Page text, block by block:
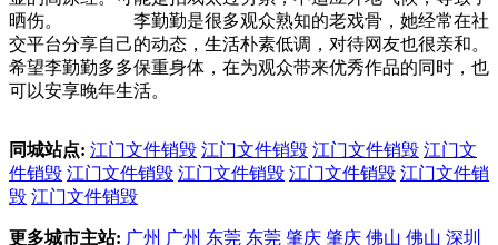
晒伤。 李勤勤是很多观众熟知的老戏骨，她经常在社
交平台分享自己的动态，生活朴素低调，对待网友也很亲和。
希望李勤勤多多保重身体，在为观众带来优秀作品的同时，也
可以安享晚年生活。
同城站点: 江门文件销毁 江门文件销毁 江门文件销毁 江门文
件销毁 江门文件销毁 江门文件销毁 江门文件销毁 江门文件销
毁 江门文件销毁
更多城市主站: 广州 广州 东莞 东莞 肇庆 肇庆 佛山 佛山 深圳